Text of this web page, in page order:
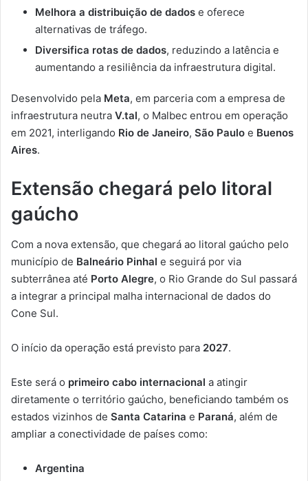
Melhora a distribuição de dados e oferece
alternativas de tráfego.
Diversifica rotas de dados, reduzindo a latência e
aumentando a resiliência da infraestrutura digital.
Desenvolvido pela Meta, em parceria com a empresa de
infraestrutura neutra V.tal, o Malbec entrou em operação
em 2021, interligando Rio de Janeiro, São Paulo e Buenos
Aires.
Extensão chegará pelo litoral
gaúcho
Com a nova extensão, que chegará ao litoral gaúcho pelo
município de Balneário Pinhal e seguirá por via
subterrânea até Porto Alegre, o Rio Grande do Sul passará
a integrar a principal malha internacional de dados do
Cone Sul.
O início da operação está previsto para 2027.
Este será o primeiro cabo internacional a atingir
diretamente o território gaúcho, beneficiando também os
estados vizinhos de Santa Catarina e Paraná, além de
ampliar a conectividade de países como:
Argentina